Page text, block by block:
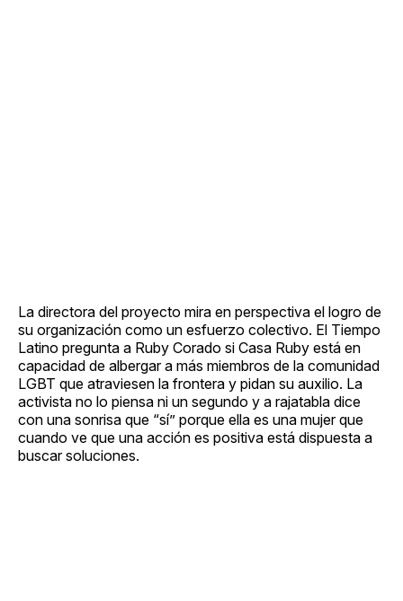
La directora del proyecto mira en perspectiva el logro de
su organización como un esfuerzo colectivo. El Tiempo
Latino pregunta a Ruby Corado si Casa Ruby está en
capacidad de albergar a más miembros de la comunidad
LGBT que atraviesen la frontera y pidan su auxilio. La
activista no lo piensa ni un segundo y a rajatabla dice
con una sonrisa que “sí” porque ella es una mujer que
cuando ve que una acción es positiva está dispuesta a
buscar soluciones.